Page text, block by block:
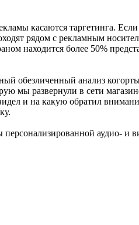
касаются таргетинга.
рядом с рекламным
находится более 50%
обезличенный анализ
мы развернули в сети
и на какую обратил
аудио- и